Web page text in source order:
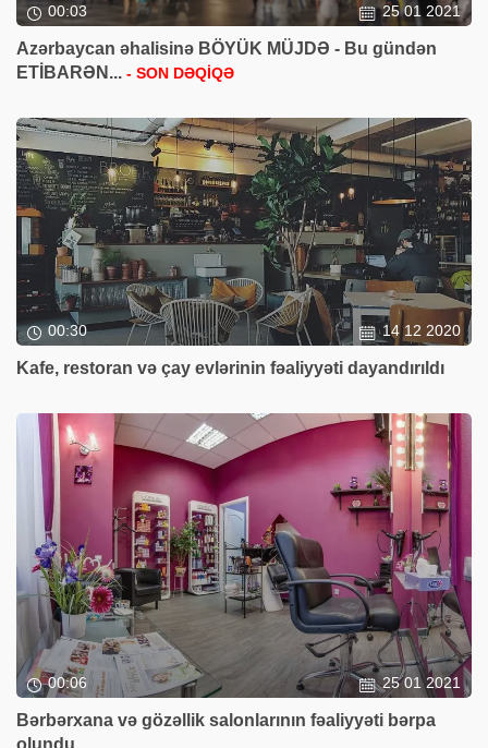
00:03 25 01 2021
Azərbaycan əhalisinə BÖYÜK MÜJDƏ - Bu gündən
ETİBARƏN... - SON DƏQİQƏ
00:30 14 12 2020
Kafe, restoran və çay evlərinin fəaliyyəti dayandırıldı
00:06 25 01 2021
Bərbərxana və gözəllik salonlarının fəaliyyəti bərpa
olundu